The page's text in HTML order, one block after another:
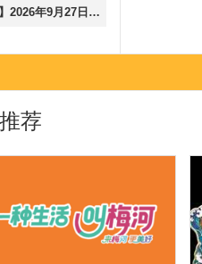
【游·赛事】2026年9月27日秘径长白，寻风沐林-长白山森氧mix跑！
荐